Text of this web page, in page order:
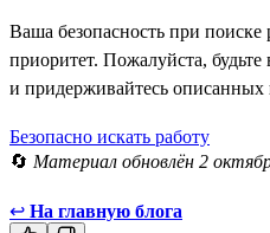
Ваша безопасность при
приоритет. Пожалуйста,
и придерживайтесь описанных
Безопасно искать работу
🔄 Материал обновлён 2
↩ На главную блога